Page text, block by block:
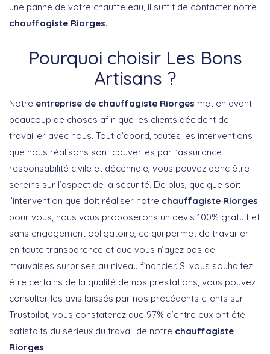
une panne de votre chauffe eau, il suffit de contacter notre
chauffagiste Riorges.
Pourquoi choisir Les Bons
Artisans ?
Notre entreprise de chauffagiste Riorges met en avant
beaucoup de choses afin que les clients décident de
travailler avec nous. Tout d’abord, toutes les interventions
que nous réalisons sont couvertes par l’assurance
responsabilité civile et décennale, vous pouvez donc être
sereins sur l’aspect de la sécurité. De plus, quelque soit
l’intervention que doit réaliser notre chauffagiste Riorges
pour vous, nous vous proposerons un devis 100% gratuit et
sans engagement obligatoire, ce qui permet de travailler
en toute transparence et que vous n’ayez pas de
mauvaises surprises au niveau financier. Si vous souhaitez
être certains de la qualité de nos prestations, vous pouvez
consulter les avis laissés par nos précédents clients sur
Trustpilot, vous constaterez que 97% d’entre eux ont été
satisfaits du sérieux du travail de notre chauffagiste
Riorges.